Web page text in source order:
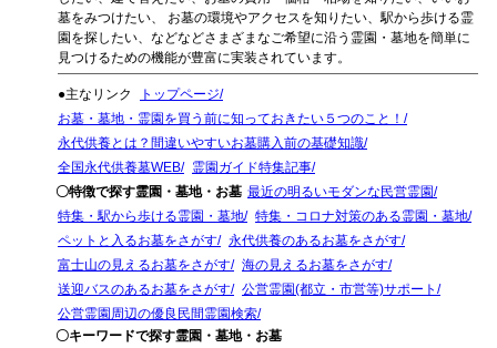
墓をみつけたい、 お墓の環境やアクセスを知りたい、駅から歩ける霊
園を探したい、などなどさまざまなご希望に沿う霊園・墓地を簡単に
見つけるための機能が豊富に実装されています。
●主なリンク
トップページ
お墓・墓地・霊園を買う前に知っておきたい５つのこと！
永代供養とは？間違いやすいお墓購入前の基礎知識
全国永代供養墓WEB
霊園ガイド特集記事
〇特徴で探す霊園・墓地・お墓 最近の明るいモダンな民営霊園
特集・駅から歩ける霊園・墓地
特集・コロナ対策のある霊園・墓地
ペットと入るお墓をさがす
永代供養のあるお墓をさがす
富士山の見えるお墓をさがす
海の見えるお墓をさがす
送迎バスのあるお墓をさがす
公営霊園(都立・市営等)サポート
公営霊園周辺の優良民間霊園検索
〇キーワードで探す霊園・墓地・お墓